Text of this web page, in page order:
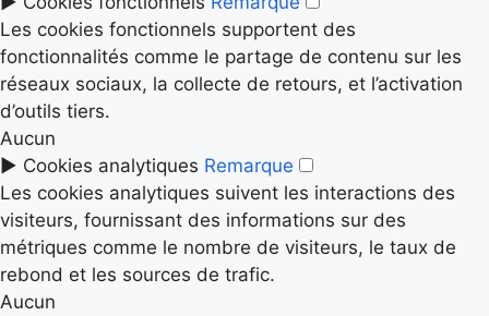
Les cookies fonctionnels supportent des
fonctionnalités comme le partage de contenu sur les
réseaux sociaux, la collecte de retours, et l’activation
d’outils tiers.
Aucun
► Cookies analytiques Remarque
Les cookies analytiques suivent les interactions des
visiteurs, fournissant des informations sur des
métriques comme le nombre de visiteurs, le taux de
rebond et les sources de trafic.
Aucun